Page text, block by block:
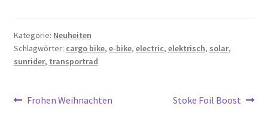
Kategorie: Neuheiten
Schlagwörter: cargo bike, e-bike, electric, elektrisch, solar,
sunrider, transportrad
Beitragsnavigation
Vorheriger
Frohen Weihnachten
Nächster
Stoke Foil Boost